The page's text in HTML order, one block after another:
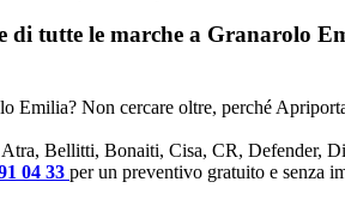
tutte le marche a Granarolo
Emilia? Non cercare oltre, perché
Bellitti, Bonaiti, Cisa, CR, Defender,
04 33 per un preventivo gratuito e senza